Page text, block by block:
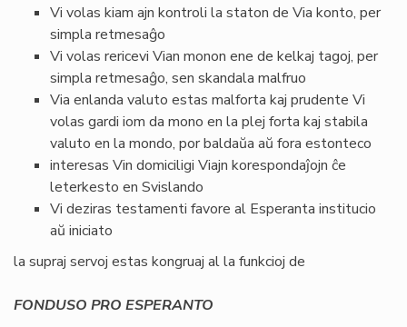
Vi volas kiam ajn kontroli la staton de Via konto, per
simpla retmesaĝo
Vi volas rericevi Vian monon ene de kelkaj tagoj, per
simpla retmesaĝo, sen skandala malfruo
Via enlanda valuto estas malforta kaj prudente Vi
volas gardi iom da mono en la plej forta kaj stabila
valuto en la mondo, por baldaŭa aŭ fora estonteco
interesas Vin domiciligi Viajn korespondaĵojn ĉe
leterkesto en Svislando
Vi deziras testamenti favore al Esperanta institucio
aŭ iniciato
la supraj servoj estas kongruaj al la funkcioj de
FONDUSO PRO ESPERANTO